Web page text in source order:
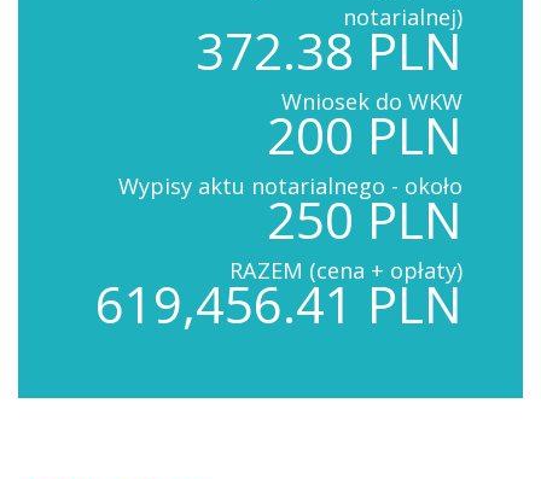
notarialnej)
372.38 PLN
Wniosek do WKW
200 PLN
Wypisy aktu notarialnego - około
250 PLN
RAZEM (cena + opłaty)
619,456.41 PLN